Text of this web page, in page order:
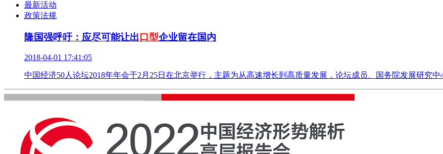
最新活动
政策法规
隆国强呼吁：应尽可能让出口型企业留在国内
2018-04-01 17:41:05
中国经济50人论坛2018年年会于2月25日在北京举行，主题为从高速增长到高质量发展，论坛成员、国务院发展研究中